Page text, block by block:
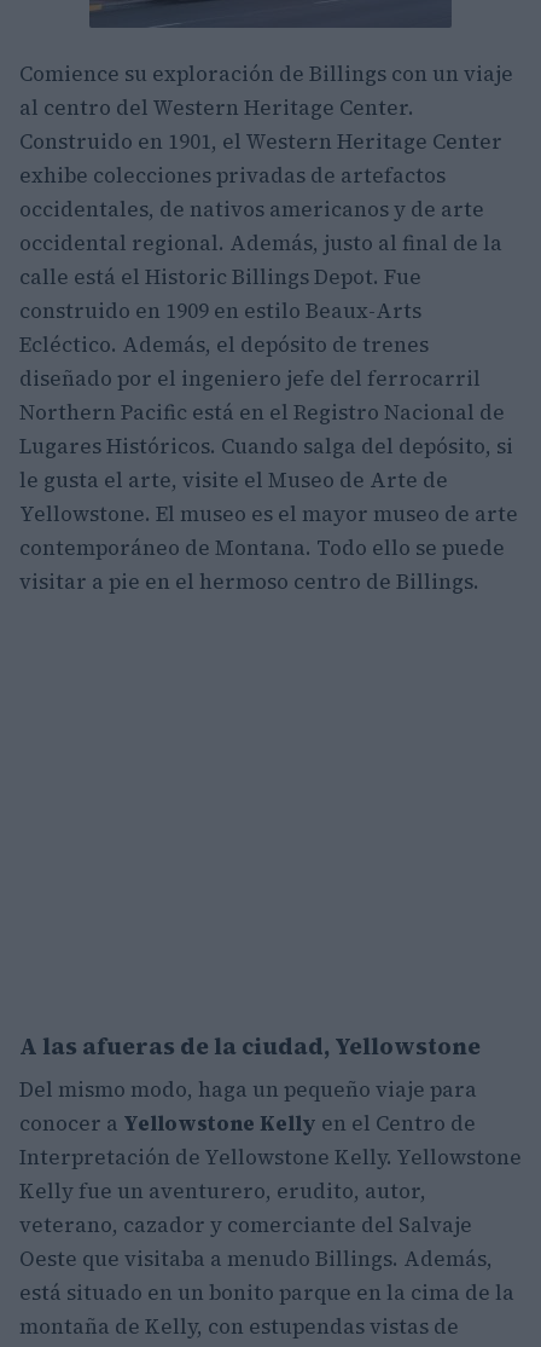
Comience su exploración de Billings con un viaje
al centro del Western Heritage Center.
Construido en 1901, el Western Heritage Center
exhibe colecciones privadas de artefactos
occidentales, de nativos americanos y de arte
occidental regional. Además, justo al final de la
calle está el Historic Billings Depot. Fue
construido en 1909 en estilo Beaux-Arts
Ecléctico. Además, el depósito de trenes
diseñado por el ingeniero jefe del ferrocarril
Northern Pacific está en el Registro Nacional de
Lugares Históricos. Cuando salga del depósito, si
le gusta el arte, visite el Museo de Arte de
Yellowstone. El museo es el mayor museo de arte
contemporáneo de Montana. Todo ello se puede
visitar a pie en el hermoso centro de Billings.
A las afueras de la ciudad, Yellowstone
Del mismo modo, haga un pequeño viaje para
conocer a Yellowstone Kelly en el Centro de
Interpretación de Yellowstone Kelly. Yellowstone
Kelly fue un aventurero, erudito, autor,
veterano, cazador y comerciante del Salvaje
Oeste que visitaba a menudo Billings. Además,
está situado en un bonito parque en la cima de la
montaña de Kelly, con estupendas vistas de